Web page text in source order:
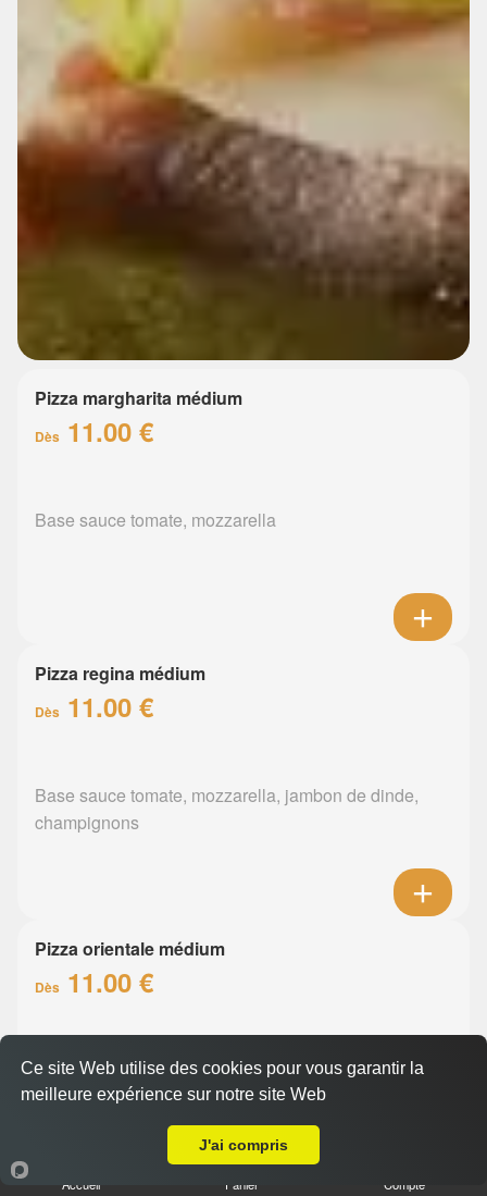
Pizza margharita médium
Dès 11.00 €
Base sauce tomate, mozzarella
Pizza regina médium
Dès 11.00 €
Base sauce tomate, mozzarella, jambon de dinde,
champignons
Pizza orientale médium
Dès 11.00 €
Base sauce tomate, mozzarella, merguez, poivrons
Accueil Panier Compte
Ce site Web utilise des cookies pour vous garantir la
meilleure expérience sur notre site Web
J'ai compris